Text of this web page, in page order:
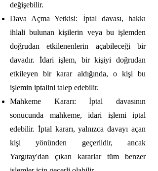
değişebilir.
Dava Açma Yetkisi: İptal davası, hakkı
ihlali bulunan kişilerin veya bu işlemden
doğrudan etkilenenlerin açabileceği bir
davadır. İdari işlem, bir kişiyi doğrudan
etkileyen bir karar aldığında, o kişi bu
işlemin iptalini talep edebilir.
Mahkeme Kararı: İptal davasının
sonucunda mahkeme, idari işlemi iptal
edebilir. İptal kararı, yalnızca davayı açan
kişi yönünden geçerlidir, ancak
Yargıtay'dan çıkan kararlar tüm benzer